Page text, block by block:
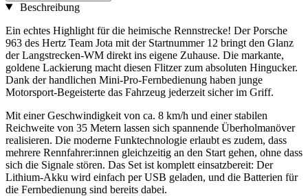
Beschreibung
Ein echtes Highlight für die heimische Rennstrecke! Der Porsche
963 des Hertz Team Jota mit der Startnummer 12 bringt den Glanz
der Langstrecken-WM direkt ins eigene Zuhause. Die markante,
goldene Lackierung macht diesen Flitzer zum absoluten Hingucker.
Dank der handlichen Mini-Pro-Fernbedienung haben junge
Motorsport-Begeisterte das Fahrzeug jederzeit sicher im Griff.
Mit einer Geschwindigkeit von ca. 8 km/h und einer stabilen
Reichweite von 35 Metern lassen sich spannende Überholmanöver
realisieren. Die moderne Funktechnologie erlaubt es zudem, dass
mehrere Rennfahrer:innen gleichzeitig an den Start gehen, ohne dass
sich die Signale stören. Das Set ist komplett einsatzbereit: Der
Lithium-Akku wird einfach per USB geladen, und die Batterien für
die Fernbedienung sind bereits dabei.